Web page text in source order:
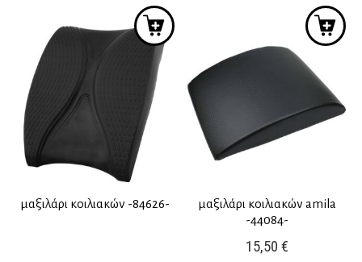
μαξιλάρι κοιλιακών -84626-
μαξιλάρι κοιλιακών amila
-44084-
15,50 €